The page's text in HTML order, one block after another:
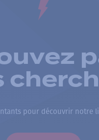
pour découvrir notre